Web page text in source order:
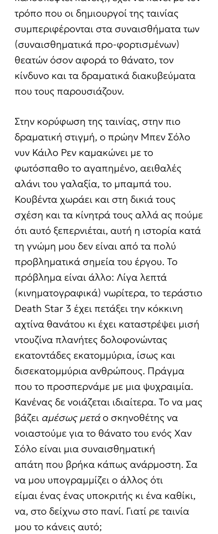
τρόπο που οι δημιουργοί της ταινίας
συμπεριφέρονται στα συναισθήματα των
(συναισθηματικά προ-φορτισμένων)
θεατών όσον αφορά το θάνατο, τον
κίνδυνο και τα δραματικά διακυβεύματα
που τους παρουσιάζουν.
Στην κορύφωση της ταινίας, στην πιο
δραματική στιγμή, ο πρώην Μπεν Σόλο
νυν Κάιλο Ρεν καμακώνει με το
φωτόσπαθο το αγαπημένο, αειθαλές
αλάνι του γαλαξία, το μπαμπά του.
Κουβέντα χωράει και στη δικιά τους
σχέση και τα κίνητρά τους αλλά ας πούμε
ότι αυτό ξεπερνιέται, αυτή η ιστορία κατά
τη γνώμη μου δεν είναι από τα πολύ
προβληματικά σημεία του έργου. Το
πρόβλημα είναι άλλο: Λίγα λεπτά
(κινηματογραφικά) νωρίτερα, το τεράστιο
Death Star 3 έχει πετάξει την κόκκινη
αχτίνα θανάτου κι έχει καταστρέψει μισή
ντουζίνα πλανήτες δολοφονώντας
εκατοντάδες εκατομμύρια, ίσως και
δισεκατομμύρια ανθρώπους. Πράγμα
που το προσπερνάμε με μια ψυχραιμία.
Κανένας δε νοιάζεται ιδιαίτερα. Το να μας
βάζει αμέσως μετάο σκηνοθέτης να
νοιαστούμε για το θάνατο του ενός Χαν
Σόλο είναι μια συναισθηματική
απάτη που βρήκα κάπως ανάρμοστη. Σα
να μου υπογραμμίζει ο άλλος ότι
είμαι ένας ένας υποκριτής κι ένα καθίκι,
να, στο δείχνω στο πανί. Γιατί ρε ταινία
μου το κάνεις αυτό;